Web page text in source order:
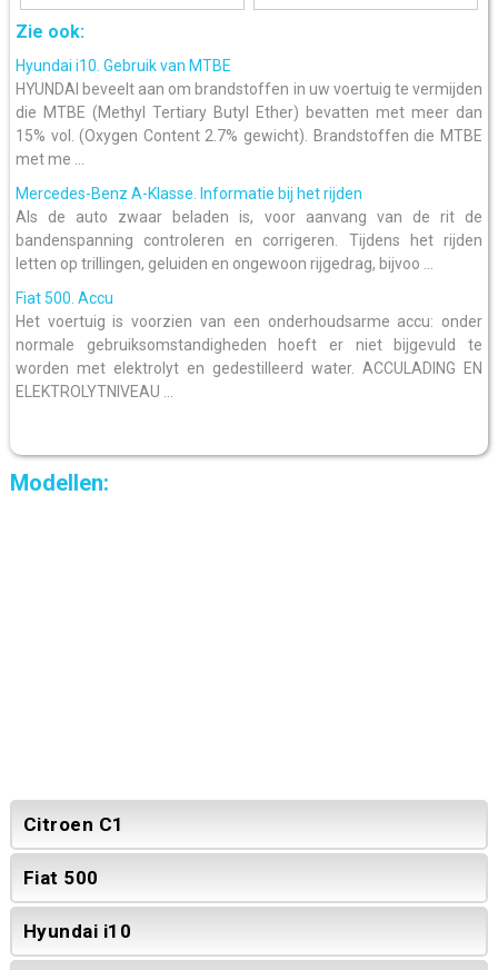
Zie ook:
Hyundai i10. Gebruik van MTBE
HYUNDAI beveelt aan om brandstoffen in uw voertuig te vermijden
die MTBE (Methyl Tertiary Butyl Ether) bevatten met meer dan
15% vol. (Oxygen Content 2.7% gewicht). Brandstoffen die MTBE
met me ...
Mercedes-Benz A-Klasse. Informatie bij het rijden
Als de auto zwaar beladen is, voor aanvang van de rit de
bandenspanning controleren en corrigeren. Tijdens het rijden
letten op trillingen, geluiden en ongewoon rijgedrag, bijvoo ...
Fiat 500. Accu
Het voertuig is voorzien van een onderhoudsarme accu: onder
normale gebruiksomstandigheden hoeft er niet bijgevuld te
worden met elektrolyt en gedestilleerd water. ACCULADING EN
ELEKTROLYTNIVEAU ...
Modellen:
Citroen C1
Fiat 500
Hyundai i10